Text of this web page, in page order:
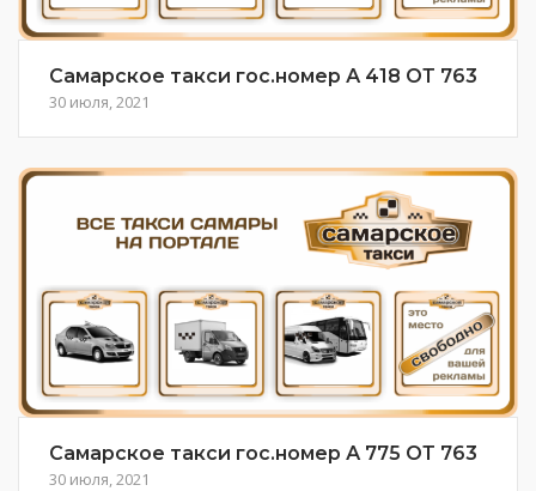
Самарское такси гос.номер А 418 ОТ 763
30 июля, 2021
Самарское такси гос.номер А 775 ОТ 763
30 июля, 2021